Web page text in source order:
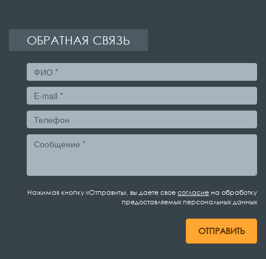
ОБРАТНАЯ СВЯЗЬ
Нажимая кнопку «Отправить», вы даете своесогласиена обработку
предоставляемых персональных данных
ОТПРАВИТЬ